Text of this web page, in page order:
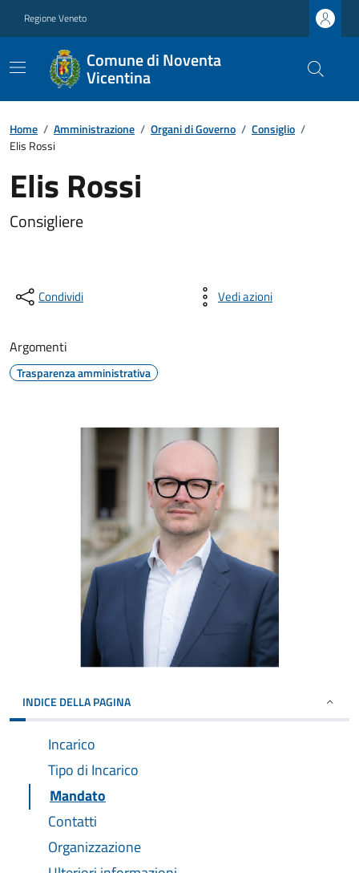
Regione Veneto
Comune di Noventa
Vicentina
Home / Amministrazione / Organi di Governo / Consiglio /
Elis Rossi
Elis Rossi
Consigliere
Condividi Vedi azioni
Argomenti
Trasparenza amministrativa
INDICE DELLA PAGINA
Incarico
Tipo di Incarico
Mandato
Contatti
Organizzazione